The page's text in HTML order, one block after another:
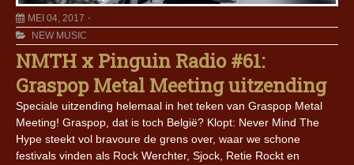
MEI 04, 2017
NEW MUSIC
NMTH x Pinguin Radio #61:
Graspop Metal Meeting uitzending
Speciale uitzending helemaal in het teken van Graspop Metal
Meeting! Graspop, dat is toch België? Klopt: Never Mind The
Hype steekt vol bravoure de grens over, waar we schone
festivals vinden als Rock Werchter, Sjock, Retie Rockt en